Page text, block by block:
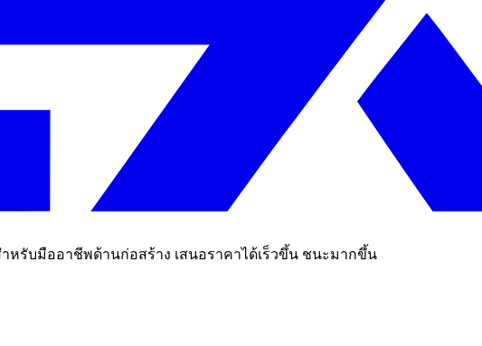
รับมืออาชีพด้านก่อสร้าง เสนอราคาได้เร็วขึ้น ชนะมากขึ้น